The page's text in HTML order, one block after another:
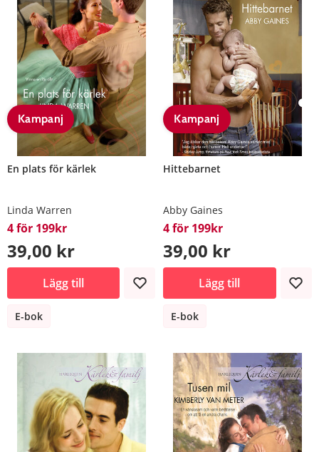
Kampanj
En plats för kärlek
Linda Warren
4 för 199kr
39,00 kr
Lägg till
E-bok
Kampanj
Hittebarnet
Abby Gaines
4 för 199kr
39,00 kr
Lägg till
E-bok